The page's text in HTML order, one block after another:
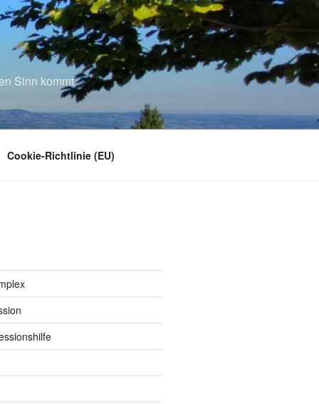
Sinn kommt
Cookie-Richtlinie (EU)